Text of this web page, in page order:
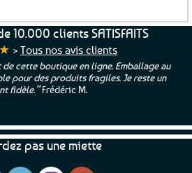
10.000 clients SATISFAITS
> Tous nos avis clients
de cette boutique en ligne. Emballage au
pour des produits fragiles. Je reste un
fidèle.”Frédéric M.
pas une miette